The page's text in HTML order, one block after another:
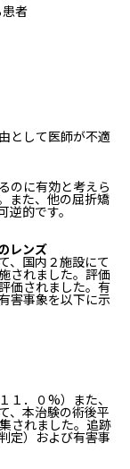
者
として医師が不適
のに有効と考えら
また、他の屈折矯
的です。
レンズ
、国内２施設にて
されました。評価
価されました。有
害事象を以下に示
１．０%）また、
、本治験の術後平
されました。追跡
定）および有害事